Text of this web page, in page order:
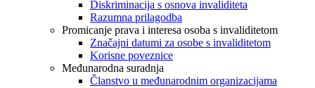
Diskriminacija s osnova invaliditeta
Razumna prilagodba
Promicanje prava i interesa osoba s invaliditetom
Značajni datumi za osobe s invaliditetom
Korisne poveznice
Međunarodna suradnja
Članstvo u međunarodnim organizacijama